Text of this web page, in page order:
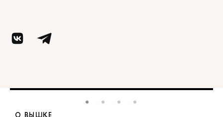
О ВЫШКЕ